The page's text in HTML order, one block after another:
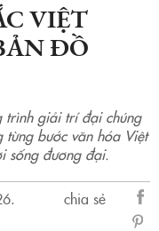
VIỆT
ĐỒ
trình giải trí đại chúng
bước văn hóa Việt
sống đương đại.
chia sẻ
sẻ